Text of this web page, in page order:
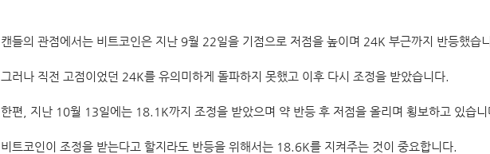
캔들의 관점에서는 비트코인은 지난 9월 22일을 기점으로 저점을 높이며 24K 부근까지 반등했습
그러나 직전 고점이었던 24K를 유의미하게 돌파하지 못했고 이후 다시 조정을 받았습니다.
한편, 지난 10월 13일에는 18.1K까지 조정을 받았으며 약 반등 후 저점을 올리며 횡보하고 있습니
비트코인이 조정을 받는다고 할지라도 반등을 위해서는 18.6K를 지켜주는 것이 중요합니다.